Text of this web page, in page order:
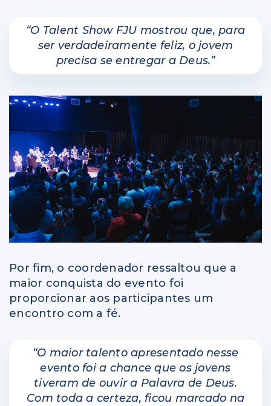
“O Talent Show FJU mostrou que, para
ser verdadeiramente feliz, o jovem
precisa se entregar a Deus.”
Por fim, o coordenador ressaltou que a
maior conquista do evento foi
proporcionar aos participantes um
encontro com a fé.
“O maior talento apresentado nesse
evento foi a chance que os jovens
tiveram de ouvir a Palavra de Deus.
Com toda a certeza, ficou marcado na